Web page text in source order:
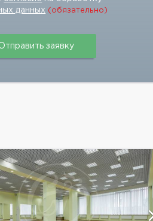
данных (обязательно)